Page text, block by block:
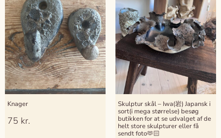
Knager
75 kr.
Skulptur skål – Iwa(岩) Japansk i
sort(i mega størrelse) besøg
butikken for at se udvalget af de
helt store skulpturer eller få
sendt foto🫶🏻